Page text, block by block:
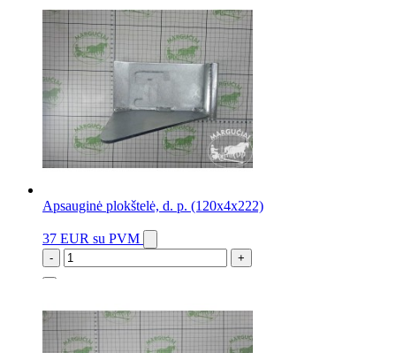
Apsauginė plokštelė, d. p. (120x4x222)
37 EUR su PVM
- +